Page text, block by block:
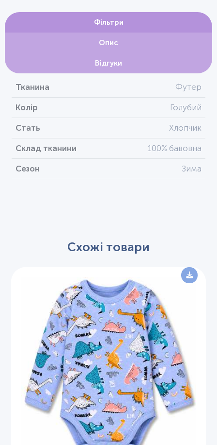
Фільтри
Опис
Відгуки
Тканина Футер
Колір Голубий
Стать Хлопчик
Склад тканини 100% бавовна
Сезон Зима
Схожі товари